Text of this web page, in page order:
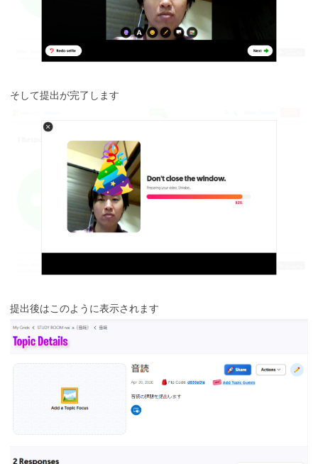
そして提出が完了します
提出後はこのように表示されます